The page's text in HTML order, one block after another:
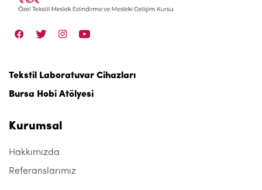
Tekstil Laboratuvar Cihazları
Bursa Hobi Atölyesi
Kurumsal
Hakkımızda
Referanslarımız